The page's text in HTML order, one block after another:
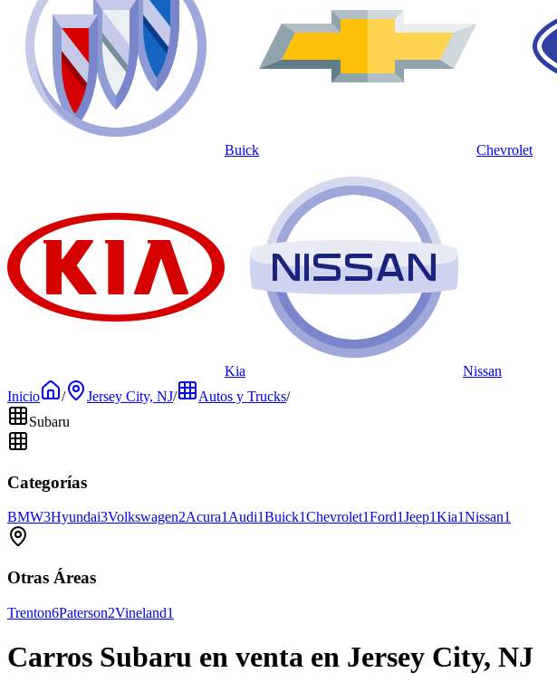
Buick Chevrolet
Kia
Nissan
Inicio
/ Jersey City, NJ/ Autos y Trucks/
Subaru
Categorías
BMW3Hyundai3Volkswagen2Acura1Audi1Buick1Chevrolet1Ford1Jeep1Kia1Nissan1
Otras Áreas
Trenton6Paterson2Vineland1
Carros Subaru en venta en Jersey City, NJ